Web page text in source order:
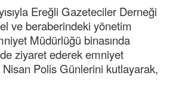
Ereğli Gazeteciler Derneği
ve beraberindeki yönetim
Müdürlüğü binasında
ziyaret ederek emniyet
Nisan Polis Günlerini kutlayarak,